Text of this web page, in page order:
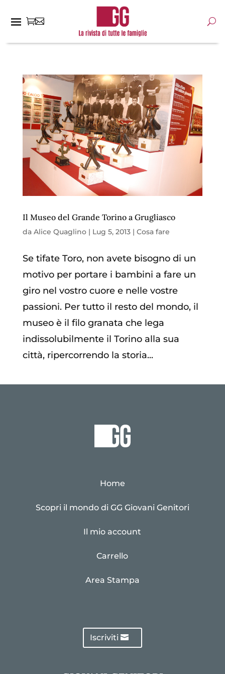
Il Museo del Grande Torino a Grugliasco
da Alice Quaglino| Lug 5, 2013| Cosa fare
Se tifate Toro, non avete bisogno di un
motivo per portare i bambini a fare un
giro nel vostro cuore e nelle vostre
passioni. Per tutto il resto del mondo, il
museo è il filo granata che lega
indissolubilmente il Torino alla sua
città, ripercorrendo la storia...
Home
Scopri il mondo di GG Giovani Genitori
Il mio account
Carrello
Area Stampa
Iscriviti